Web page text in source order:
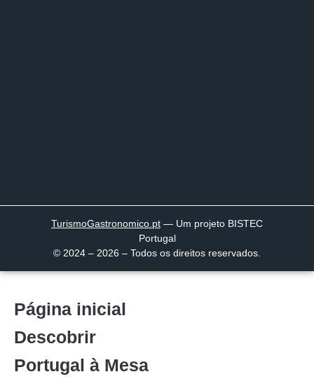
TurismoGastronomico.pt — Um projeto BISTEC
Portugal
© 2024 – 2026 – Todos os direitos reservados.
Página inicial
Descobrir
Portugal à Mesa